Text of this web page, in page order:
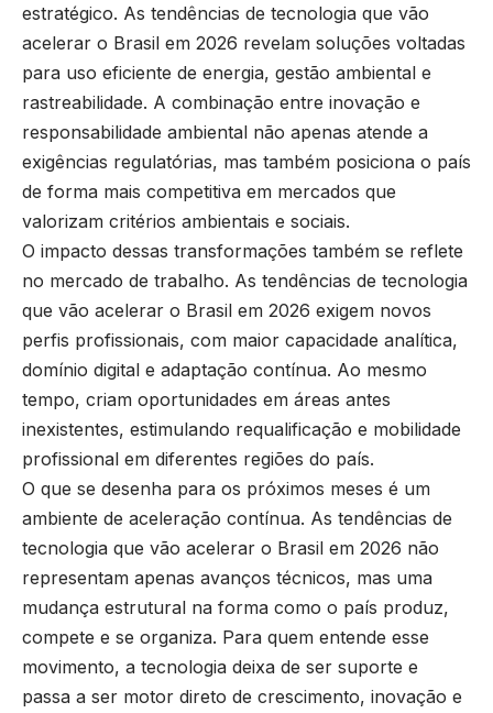
estratégico. As tendências de tecnologia que vão
acelerar o Brasil em 2026 revelam soluções voltadas
para uso eficiente de energia, gestão ambiental e
rastreabilidade. A combinação entre inovação e
responsabilidade ambiental não apenas atende a
exigências regulatórias, mas também posiciona o país
de forma mais competitiva em mercados que
valorizam critérios ambientais e sociais.
O impacto dessas transformações também se reflete
no mercado de trabalho. As tendências de tecnologia
que vão acelerar o Brasil em 2026 exigem novos
perfis profissionais, com maior capacidade analítica,
domínio digital e adaptação contínua. Ao mesmo
tempo, criam oportunidades em áreas antes
inexistentes, estimulando requalificação e mobilidade
profissional em diferentes regiões do país.
O que se desenha para os próximos meses é um
ambiente de aceleração contínua. As tendências de
tecnologia que vão acelerar o Brasil em 2026 não
representam apenas avanços técnicos, mas uma
mudança estrutural na forma como o país produz,
compete e se organiza. Para quem entende esse
movimento, a tecnologia deixa de ser suporte e
passa a ser motor direto de crescimento, inovação e